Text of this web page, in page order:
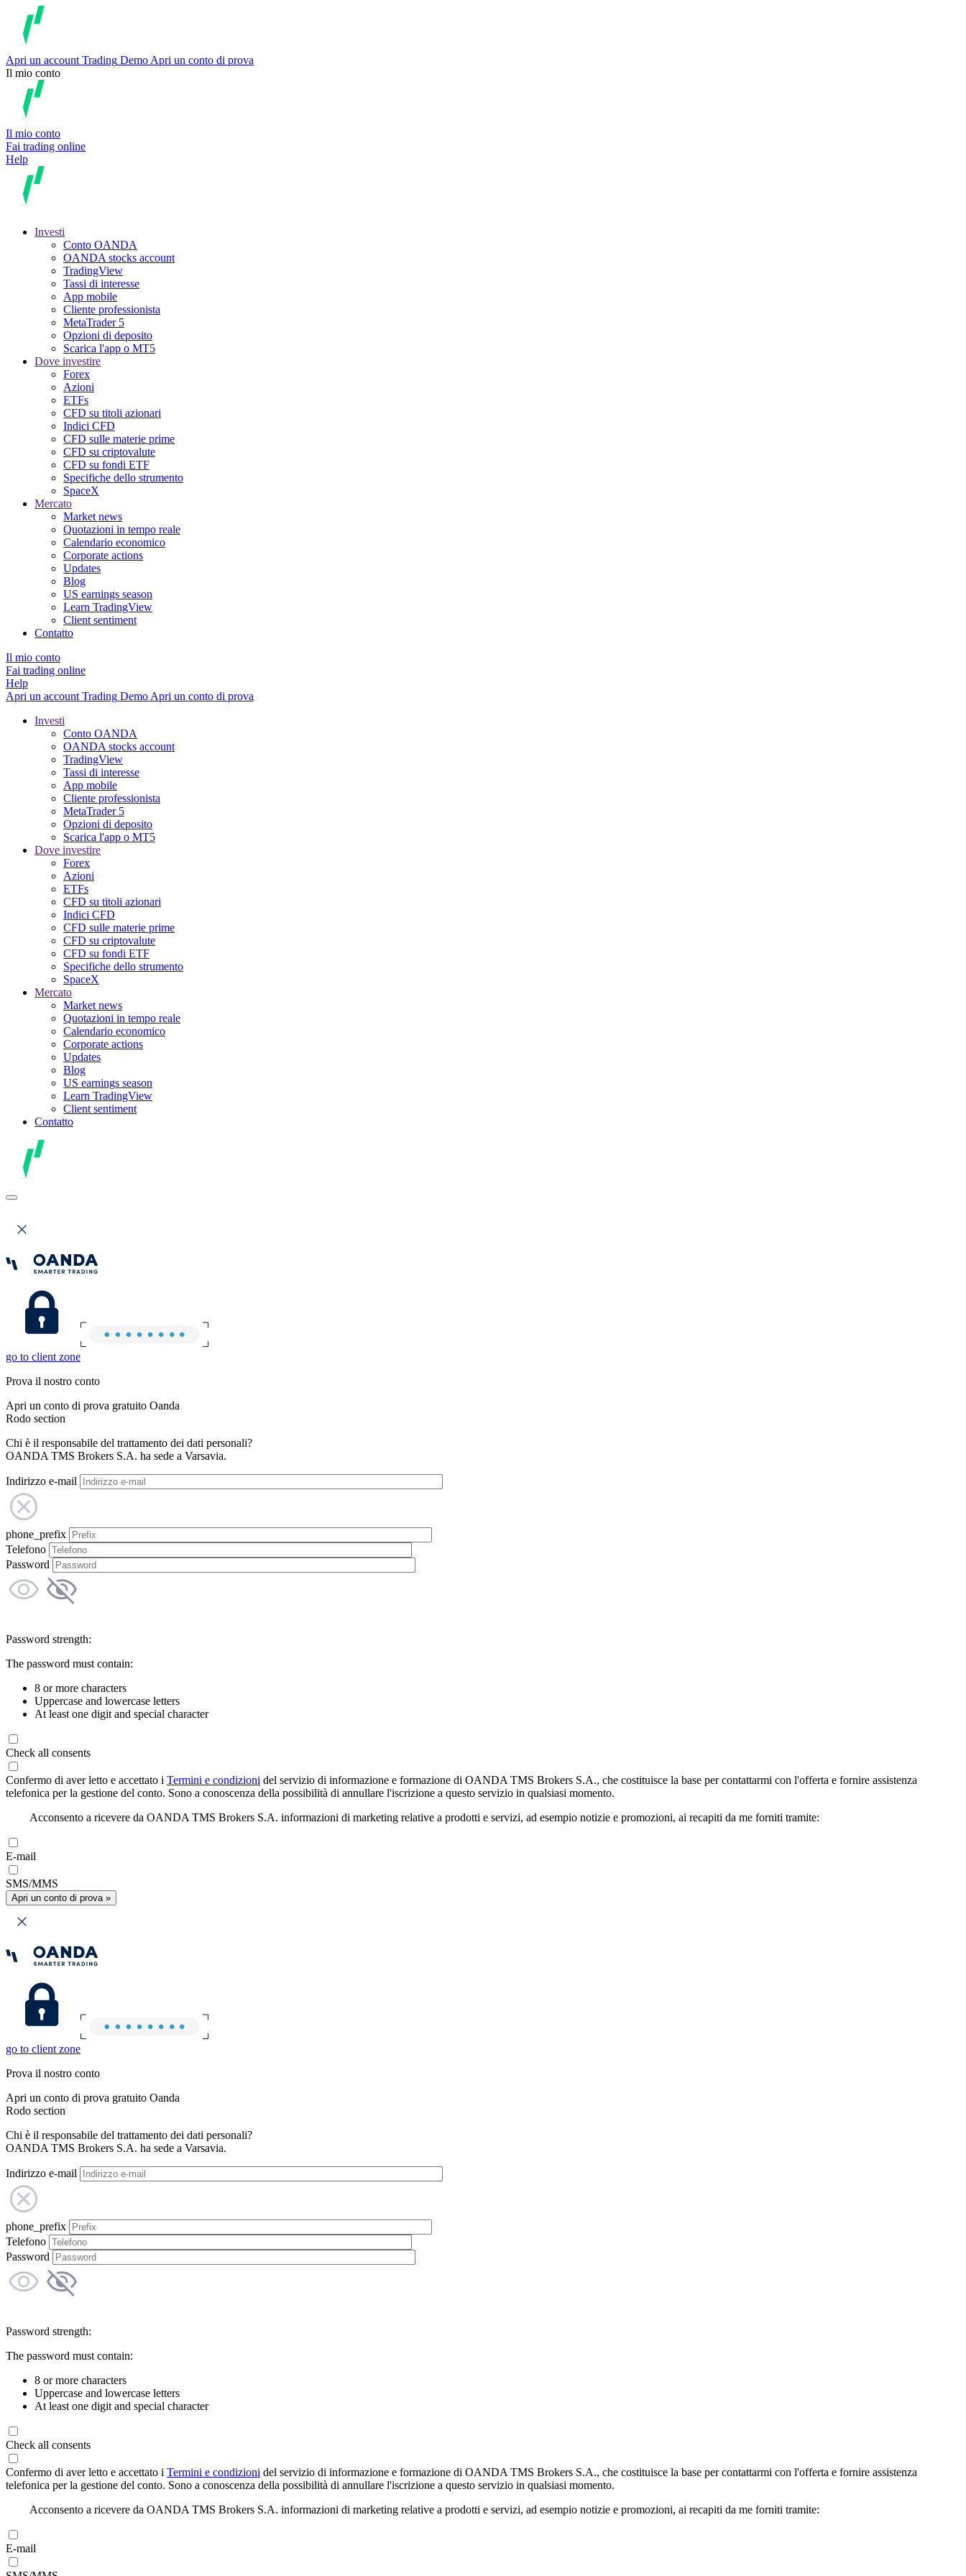
Apri un account Trading Demo Apri un conto di prova
Il mio conto
Il mio conto
Fai trading online
Help
Investi
Conto OANDA
OANDA stocks account
TradingView
Tassi di interesse
App mobile
Cliente professionista
MetaTrader 5
Opzioni di deposito
Scarica l'app o MT5
Dove investire
Forex
Azioni
ETFs
CFD su titoli azionari
Indici CFD
CFD sulle materie prime
CFD su criptovalute
CFD su fondi ETF
Specifiche dello strumento
SpaceX
Mercato
Market news
Quotazioni in tempo reale
Calendario economico
Corporate actions
Updates
Blog
US earnings season
Learn TradingView
Client sentiment
Contatto
Il mio conto
Fai trading online
Help
Apri un account Trading Demo Apri un conto di prova
Investi
Conto OANDA
OANDA stocks account
TradingView
Tassi di interesse
App mobile
Cliente professionista
MetaTrader 5
Opzioni di deposito
Scarica l'app o MT5
Dove investire
Forex
Azioni
ETFs
CFD su titoli azionari
Indici CFD
CFD sulle materie prime
CFD su criptovalute
CFD su fondi ETF
Specifiche dello strumento
SpaceX
Mercato
Market news
Quotazioni in tempo reale
Calendario economico
Corporate actions
Updates
Blog
US earnings season
Learn TradingView
Client sentiment
Contatto
go to client zone
Prova il nostro conto
Apri un conto di prova gratuito Oanda
Rodo section
Chi è il responsabile del trattamento dei dati personali?
OANDA TMS Brokers S.A. ha sede a Varsavia.
Indirizzo e-mail
phone_prefix
Telefono
Password
Password strength:
The password must contain:
8 or more characters
Uppercase and lowercase letters
At least one digit and special character
Check all consents
Confermo di aver letto e accettato i Termini e condizioni del servizio di informazione e formazione di OANDA TMS Brokers S.A., che costituisce la base per contattarmi con l'offerta e fornire assistenza
telefonica per la gestione del conto. Sono a conoscenza della possibilità di annullare l'iscrizione a questo servizio in qualsiasi momento.
Acconsento a ricevere da OANDA TMS Brokers S.A. informazioni di marketing relative a prodotti e servizi, ad esempio notizie e promozioni, ai recapiti da me forniti tramite:
E-mail
SMS/MMS
Apri un conto di prova »
go to client zone
Prova il nostro conto
Apri un conto di prova gratuito Oanda
Rodo section
Chi è il responsabile del trattamento dei dati personali?
OANDA TMS Brokers S.A. ha sede a Varsavia.
Indirizzo e-mail
phone_prefix
Telefono
Password
Password strength:
The password must contain:
8 or more characters
Uppercase and lowercase letters
At least one digit and special character
Check all consents
Confermo di aver letto e accettato i Termini e condizioni del servizio di informazione e formazione di OANDA TMS Brokers S.A., che costituisce la base per contattarmi con l'offerta e fornire assistenza
telefonica per la gestione del conto. Sono a conoscenza della possibilità di annullare l'iscrizione a questo servizio in qualsiasi momento.
Acconsento a ricevere da OANDA TMS Brokers S.A. informazioni di marketing relative a prodotti e servizi, ad esempio notizie e promozioni, ai recapiti da me forniti tramite:
E-mail